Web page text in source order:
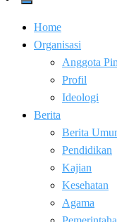
Home
Organisasi
Anggota
Profil
Ideologi
Berita
Berita
Pendidikan
Kajian
Kesehatan
Agama